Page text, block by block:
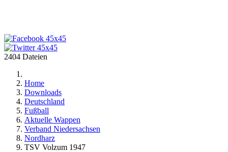
2404 Dateien
Home
Downloads
Deutschland
Fußball
Aktuelle Wappen
Verband Niedersachsen
Nordharz
TSV Volzum 1947